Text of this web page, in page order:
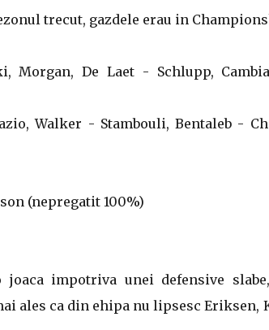
trecut, gazdele erau in
Morgan, De Laet - Schlupp,
Walker - Stambouli, Bentaleb -
(nepregatit 100%)
joaca impotriva unei defensive
ales ca din ehipa nu lipsesc Eriksen,